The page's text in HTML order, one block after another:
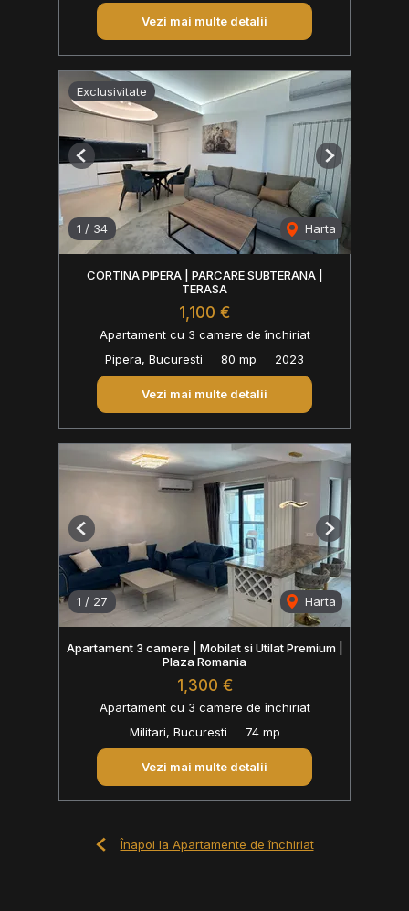
Vezi mai multe detalii
Exclusivitate
1 / 34 Harta
Previous Next
CORTINA PIPERA | PARCARE SUBTERANA |
TERASA
1,100 €
Apartament cu 3 camere de închiriat
Pipera, Bucuresti
80 mp 2023
Vezi mai multe detalii
1 / 27 Harta
Previous Next
Apartament 3 camere | Mobilat si Utilat Premium |
Plaza Romania
1,300 €
Apartament cu 3 camere de închiriat
Militari, Bucuresti
74 mp
Vezi mai multe detalii
Înapoi la Apartamente de închiriat